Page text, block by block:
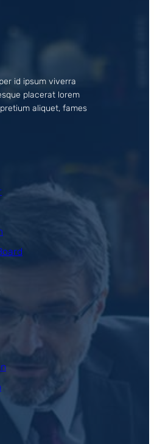
id ipsum viverra
placerat lorem
aliquet, fames